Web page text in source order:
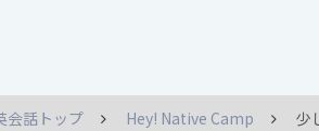
会話トップ Hey! Native Camp 少